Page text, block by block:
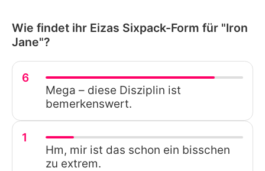
Wie findet ihr Eizas Sixpack-Form für "Iron
Jane"?
6
Mega – diese Disziplin ist
bemerkenswert.
1
Hm, mir ist das schon ein bisschen
zu extrem.